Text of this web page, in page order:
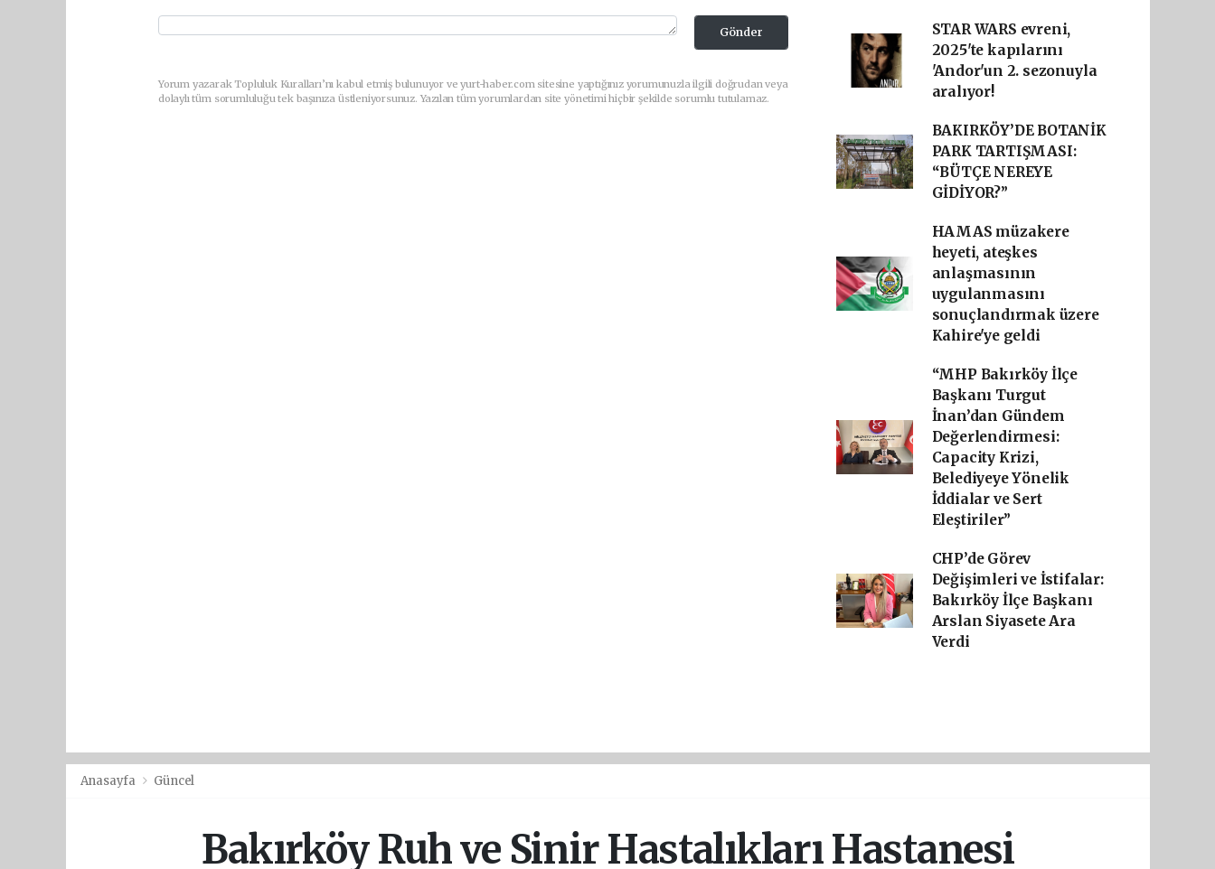
Gönder
Yorum yazarak Topluluk Kuralları’nı kabul etmiş bulunuyor ve yurt-haber.com sitesine yaptığınız yorumunuzla ilgili doğrudan veya
dolaylı tüm sorumluluğu tek başınıza üstleniyorsunuz. Yazılan tüm yorumlardan site yönetimi hiçbir şekilde sorumlu tutulamaz.
STAR WARS evreni,
2025'te kapılarını
'Andor'un 2. sezonuyla
aralıyor!
BAKIRKÖY’DE BOTANİK
PARK TARTIŞMASI:
“BÜTÇE NEREYE
GİDİYOR?”
HAMAS müzakere
heyeti, ateşkes
anlaşmasının
uygulanmasını
sonuçlandırmak üzere
Kahire'ye geldi
“MHP Bakırköy İlçe
Başkanı Turgut
İnan’dan Gündem
Değerlendirmesi:
Capacity Krizi,
Belediyeye Yönelik
İddialar ve Sert
Eleştiriler”
CHP’de Görev
Değişimleri ve İstifalar:
Bakırköy İlçe Başkanı
Arslan Siyasete Ara
Verdi
Anasayfa Güncel
Bakırköy Ruh ve Sinir Hastalıkları Hastanesi